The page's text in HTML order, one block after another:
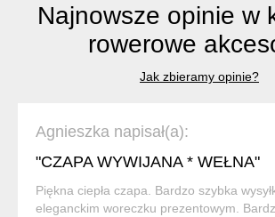
Najnowsze opinie w
rowerowe
Jak zbieramy opinie?
Agnieszka napisał(a):
"CZAPA WYWIJANA * WEŁNA"
Piękna ciepła czapa. Bardzo szybka
eleganckim woreczku prezentowym.